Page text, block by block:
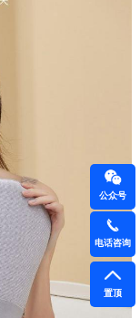
公众号
电话咨询
置顶